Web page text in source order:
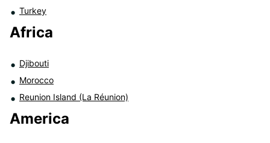
Turkey
Africa
Djibouti
Morocco
Reunion Island (La Réunion)
America